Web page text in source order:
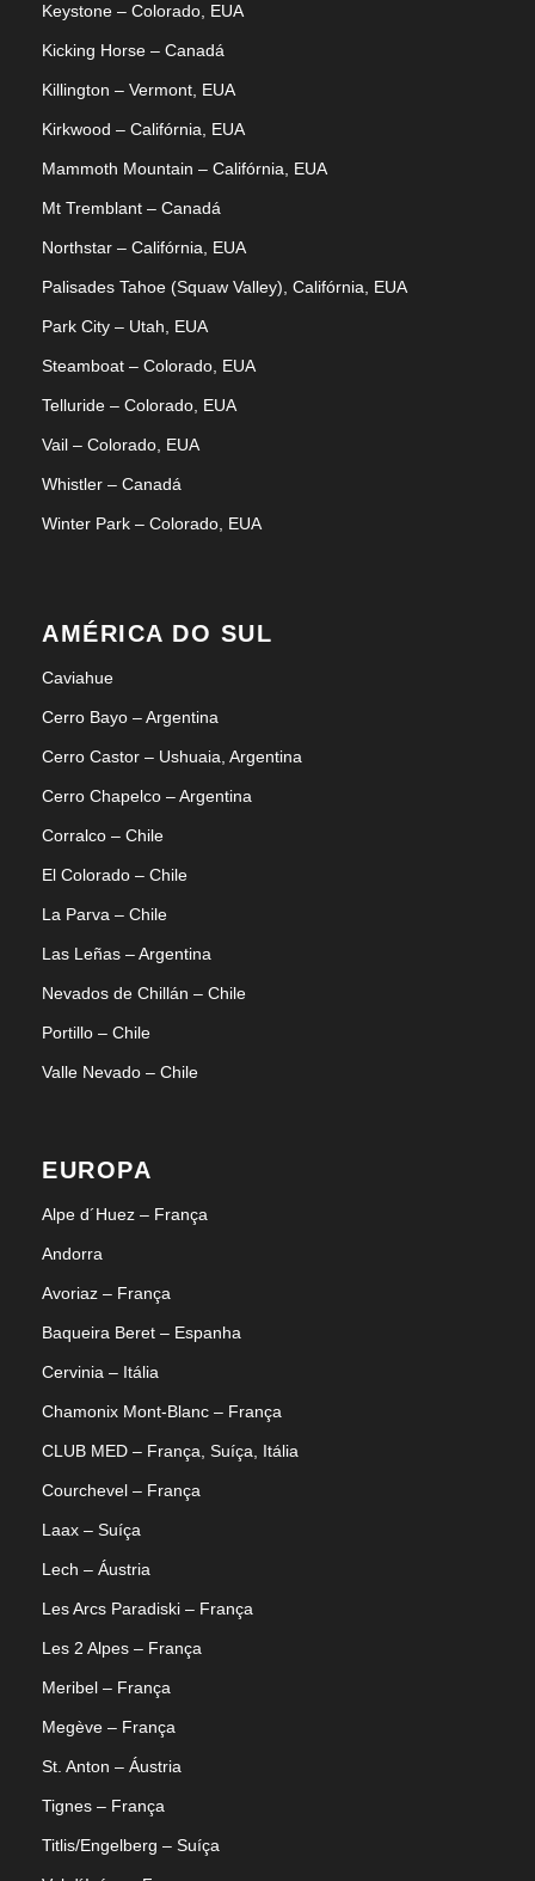
Keystone – Colorado, EUA
Kicking Horse – Canadá
Killington – Vermont, EUA
Kirkwood – Califórnia, EUA
Mammoth Mountain – Califórnia, EUA
Mt Tremblant – Canadá
Northstar – Califórnia, EUA
Palisades Tahoe (Squaw Valley), Califórnia, EUA
Park City – Utah, EUA
Steamboat – Colorado, EUA
Telluride – Colorado, EUA
Vail – Colorado, EUA
Whistler – Canadá
Winter Park – Colorado, EUA
AMÉRICA DO SUL
Caviahue
Cerro Bayo – Argentina
Cerro Castor – Ushuaia, Argentina
Cerro Chapelco – Argentina
Corralco – Chile
El Colorado – Chile
La Parva – Chile
Las Leñas – Argentina
Nevados de Chillán – Chile
Portillo – Chile
Valle Nevado – Chile
EUROPA
Alpe d´Huez – França
Andorra
Avoriaz – França
Baqueira Beret – Espanha
Cervinia – Itália
Chamonix Mont-Blanc – França
CLUB MED – França, Suíça, Itália
Courchevel – França
Laax – Suíça
Lech – Áustria
Les Arcs Paradiski – França
Les 2 Alpes – França
Meribel – França
Megève – França
St. Anton – Áustria
Tignes – França
Titlis/Engelberg – Suíça